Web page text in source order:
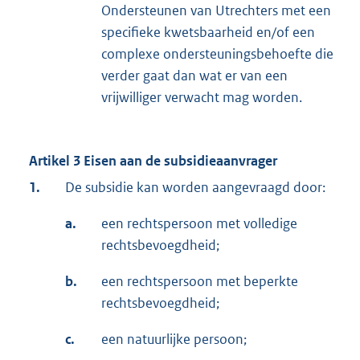
Ondersteunen van Utrechters met een
specifieke kwetsbaarheid en/of een
complexe ondersteuningsbehoefte die
verder gaat dan wat er van een
vrijwilliger verwacht mag worden.
Artikel 3 Eisen aan de subsidieaanvrager
1.
De subsidie kan worden aangevraagd door:
a.
een rechtspersoon met volledige
rechtsbevoegdheid;
b.
een rechtspersoon met beperkte
rechtsbevoegdheid;
c. een natuurlijke persoon;